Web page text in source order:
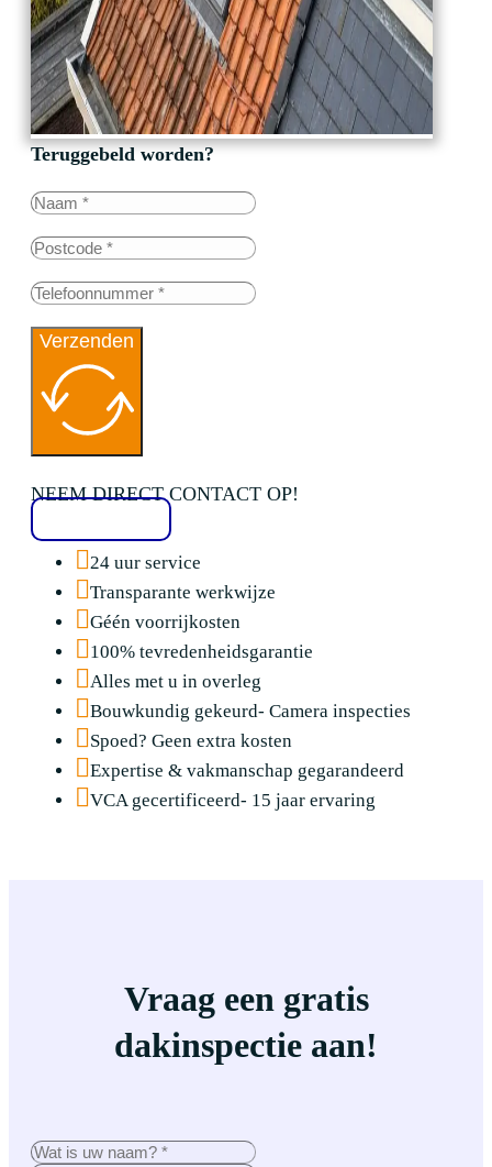
Teruggebeld worden?
Verzenden
NEEM DIRECT CONTACT OP!
24 uur service
Transparante werkwijze
Géén voorrijkosten
100% tevredenheidsgarantie
Alles met u in overleg
Bouwkundig gekeurd- Camera inspecties
Spoed? Geen extra kosten
Expertise & vakmanschap gegarandeerd
VCA gecertificeerd- 15 jaar ervaring
Vraag een gratis
dakinspectie aan!